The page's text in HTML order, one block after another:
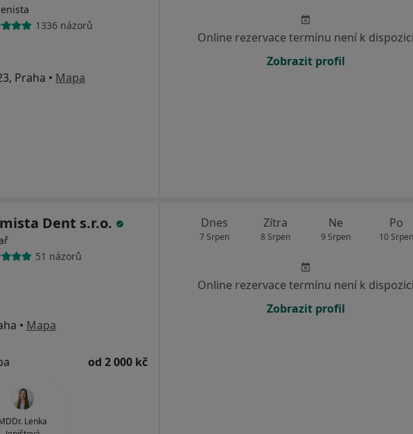
1336 názorů
Praha • Mapa
Online rezervace termínu není k dispozici
Zobrazit profil
Dent s.r.o.
51 názorů
• Mapa
od 2 000 kč
Lenka
Dnes
7 Srpen
Zítra
8 Srpen
Ne
9 Srpen
Po
10 Srpen
Online rezervace termínu není k dispozici
Zobrazit profil